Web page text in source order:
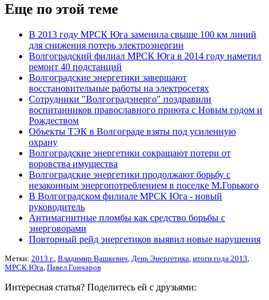
Еще по этой теме
В 2013 году МРСК Юга заменила свыше 100 км линий
для снижения потерь электроэнергии
Волгоградский филиал МРСК Юга в 2014 году наметил
ремонт 40 подстанций
Волгоградские энергетики завершают
восстановительные работы на электросетях
Сотрудники "Волгоградэнерго" поздравили
воспитанников православного приюта с Новым годом и
Рождеством
Объекты ТЭК в Волгограде взяты под усиленную
охрану
Волгоградские энергетики сокращают потери от
воровства имущества
Волгоградские энергетики продолжают борьбу с
незаконным энергопотреблением в поселке М.Горького
В Волгоградском филиале МРСК Юга - новый
руководитель
Антимагнитные пломбы как средство борьбы с
энерговорами
Повторный рейд энергетиков выявил новые нарушения
Метки: 2013 г. Владимир Вашкевич День Энергетика итоги года 2013
МРСК Юга Павел Гончаров
Интересная статья? Поделитесь ей с друзьями: